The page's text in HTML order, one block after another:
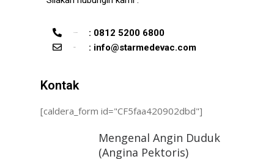
: 0812 5200 6800
: info@starmedevac.com
Kontak
[caldera_form id="CF5faa420902dbd"]
Mengenal Angin Duduk
(Angina Pektoris)